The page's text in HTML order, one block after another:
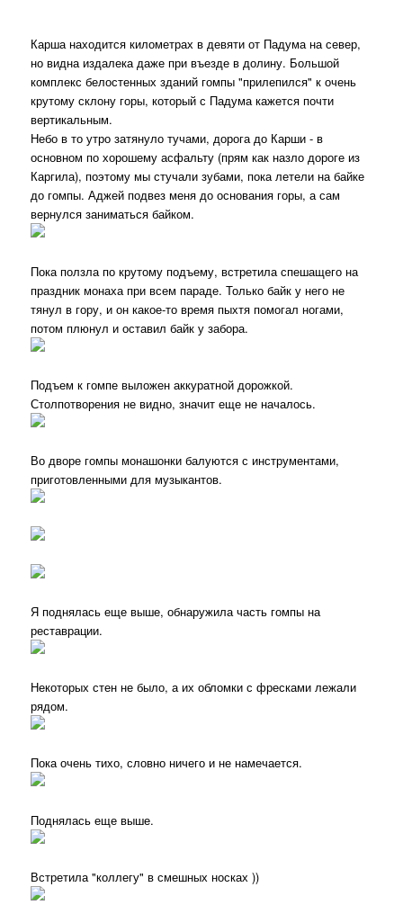
Карша находится километрах в девяти от Падума на север,
но видна издалека даже при въезде в долину. Большой
комплекс белостенных зданий гомпы "прилепился" к очень
крутому склону горы, который с Падума кажется почти
вертикальным.
Небо в то утро затянуло тучами, дорога до Карши - в
основном по хорошему асфальту (прям как назло дороге из
Каргила), поэтому мы стучали зубами, пока летели на байке
до гомпы. Аджей подвез меня до основания горы, а сам
вернулся заниматься байком.
Пока ползла по крутому подъему, встретила спешащего на
праздник монаха при всем параде. Только байк у него не
тянул в гору, и он какое-то время пыхтя помогал ногами,
потом плюнул и оставил байк у забора.
Подъем к гомпе выложен аккуратной дорожкой.
Столпотворения не видно, значит еще не началось.
Во дворе гомпы монашонки балуются с инструментами,
приготовленными для музыкантов.
Я поднялась еще выше, обнаружила часть гомпы на
реставрации.
Некоторых стен не было, а их обломки с фресками лежали
рядом.
Пока очень тихо, словно ничего и не намечается.
Поднялась еще выше.
Встретила "коллегу" в смешных носках ))